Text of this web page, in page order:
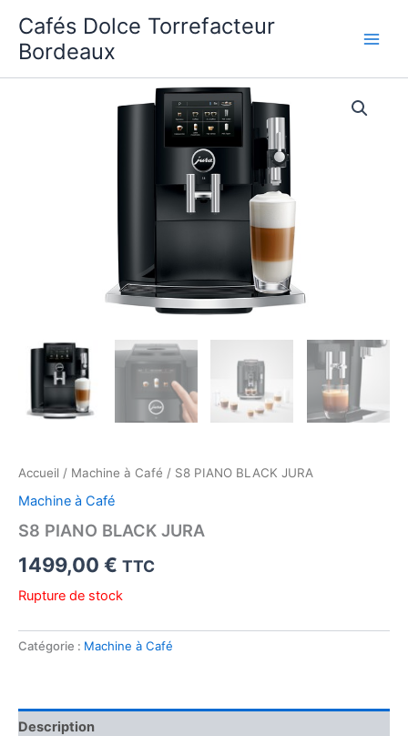
contenu
Cafés Dolce Torrefacteur
Bordeaux
Accueil / Machine à Café / S8 PIANO BLACK JURA
Machine à Café
S8 PIANO BLACK JURA
1499,00 € TTC
Rupture de stock
Catégorie : Machine à Café
Description